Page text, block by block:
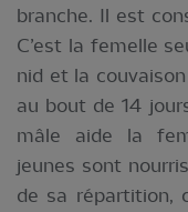
branche. Il est
C’est la femelle
nid et la
au bout de 14
mâle aide la
jeunes sont
de sa répartition,